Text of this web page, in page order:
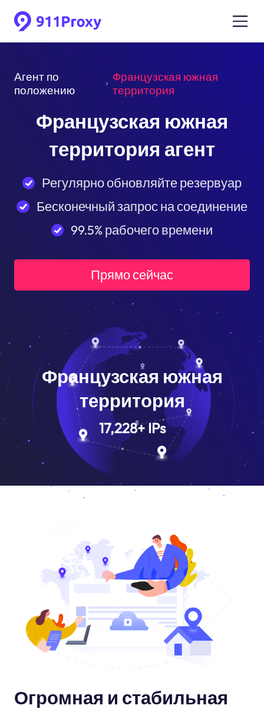
Агент по
положению
Французская южная
территория
Французская южная
территория агент
Регулярно обновляйте резервуар
Бесконечный запрос на соединение
99.5% рабочего времени
Прямо сейчас
Французская южная
территория
17,228+IPs
Огромная и стабильная